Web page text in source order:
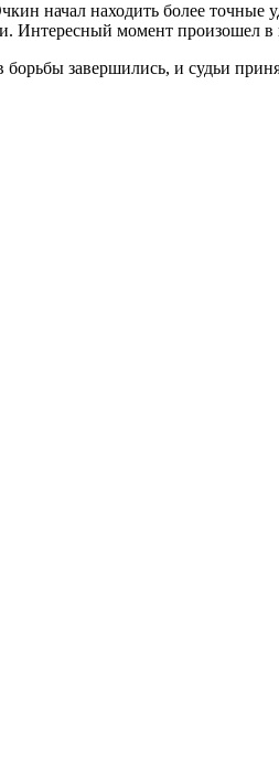
начал находить более
Интересный момент произошел в
борьбы завершились, и судьи